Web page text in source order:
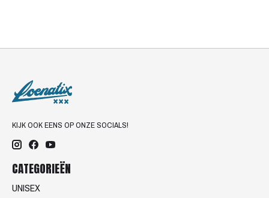
KIJK OOK EENS OP ONZE SOCIALS!
CATEGORIEËN
UNISEX